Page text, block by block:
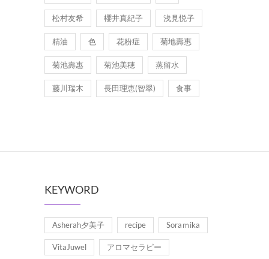
松村友希 櫻井真紀子 浅見悦子
精油 色 花粉症 菊地壽惠
菊池壽惠 菊池美穂 蒸留水
藤川瑞木 長田理恵(智翠) 食事
KEYWORD
Asherah夕美子 recipe Soraｍika
VitaJuwel アロマセラピー